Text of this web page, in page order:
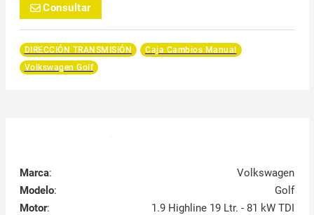
Consultar
DIRECCIÓN TRANSMISIÓN
Caja Cambios Manual
Volkswagen Golf
Marca:
Volkswagen
Modelo:
Golf
Motor: 1.9 Highline 19 Ltr. - 81 kW TDI